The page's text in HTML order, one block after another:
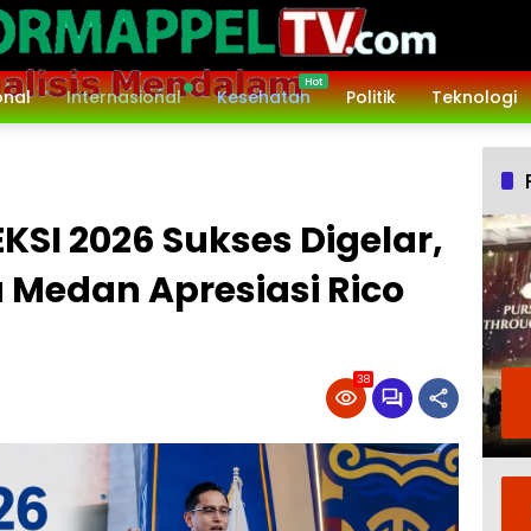
Internasional Kesehatan Politik Teknologi
2026 Sukses Digelar,
Medan Apresiasi Rico
38